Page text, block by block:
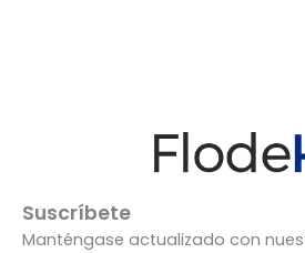
Suscríbete
Manténgase actualizado con